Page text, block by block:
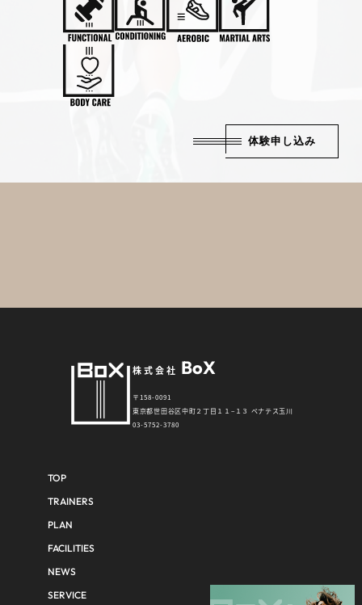
体験申し込み
株式会社 BoX
〒158-0091
東京都世田谷区中町２丁目１１−１３ ペナテス玉川
03-5752-3780
TOP
TRAINERS
PLAN
FACILITIES
NEWS
SERVICE